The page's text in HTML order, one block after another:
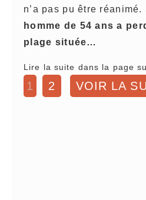
n’a pas pu être réanimé.
homme de 54 ans a
plage située…
Lire la suite dans la page
1 2 VOIR LA